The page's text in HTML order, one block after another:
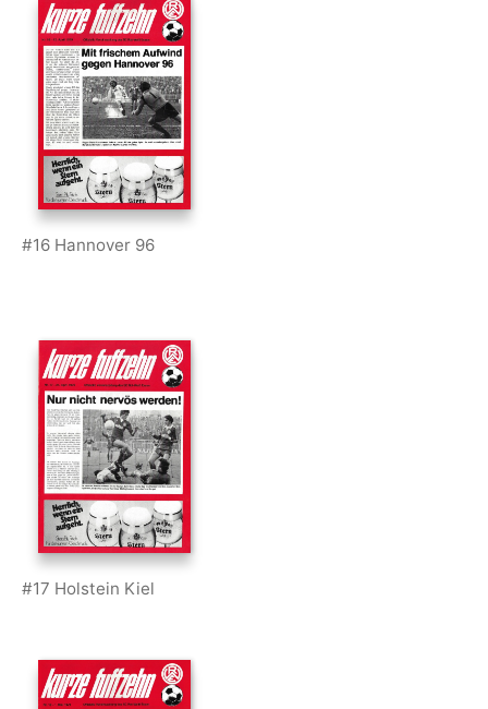
#16 Hannover 96
#17 Holstein Kiel